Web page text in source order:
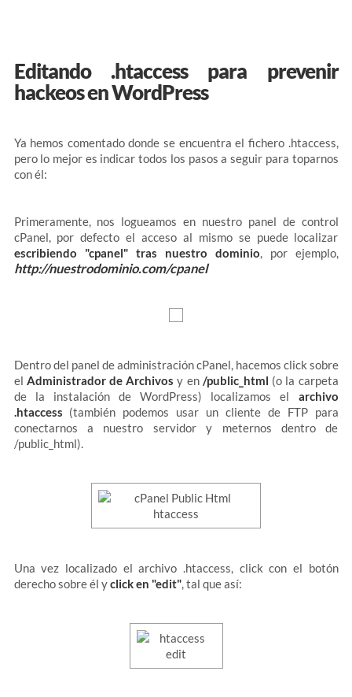
Editando .htaccess para prevenir
hackeos en WordPress
Ya hemos comentado donde se encuentra el fichero .htaccess,
pero lo mejor es indicar todos los pasos a seguir para toparnos
con él:
Primeramente, nos logueamos en nuestro panel de control
cPanel, por defecto el acceso al mismo se puede localizar
escribiendo "cpanel" tras nuestro dominio, por ejemplo,
http://nuestrodominio.com/cpanel
Dentro del panel de administración cPanel, hacemos click sobre
el Administrador de Archivos y en /public_html (o la carpeta
de la instalación de WordPress) localizamos el archivo
.htaccess (también podemos usar un cliente de FTP para
conectarnos a nuestro servidor y meternos dentro de
/public_html).
Una vez localizado el archivo .htaccess, click con el botón
derecho sobre él yclick en "edit", tal que así: